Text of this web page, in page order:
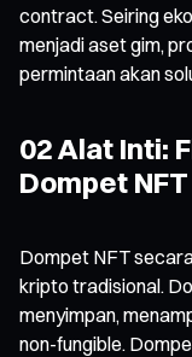
contract. Seiring
menjadi aset gim,
permintaan akan
02 Alat Inti:
Dompet NFT
Dompet NFT
kripto tradisional.
menyimpan,
non-fungible.